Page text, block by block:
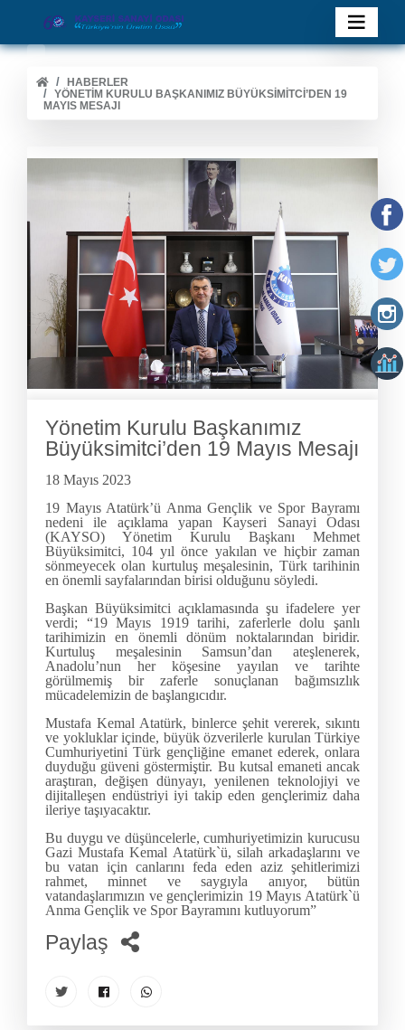
HABERLER
YÖNETIM KURULU BAŞKANIMIZ BÜYÜKSIMITCI’DEN 19
MAYIS MESAJI
Yönetim Kurulu Başkanımız
Büyüksimitci’den 19 Mayıs Mesajı
18 Mayıs 2023
19 Mayıs Atatürk’ü Anma Gençlik ve Spor Bayramı
nedeni ile açıklama yapan Kayseri Sanayi Odası
(KAYSO) Yönetim Kurulu Başkanı Mehmet
Büyüksimitci, 104 yıl önce yakılan ve hiçbir zaman
sönmeyecek olan kurtuluş meşalesinin, Türk tarihinin
en önemli sayfalarından birisi olduğunu söyledi.
Başkan Büyüksimitci açıklamasında şu ifadelere yer
verdi; “19 Mayıs 1919 tarihi, zaferlerle dolu şanlı
tarihimizin en önemli dönüm noktalarından biridir.
Kurtuluş meşalesinin Samsun’dan ateşlenerek,
Anadolu’nun her köşesine yayılan ve tarihte
görülmemiş bir zaferle sonuçlanan bağımsızlık
mücadelemizin de başlangıcıdır.
Mustafa Kemal Atatürk, binlerce şehit vererek, sıkıntı
ve yokluklar içinde, büyük özverilerle kurulan Türkiye
Cumhuriyetini Türk gençliğine emanet ederek, onlara
duyduğu güveni göstermiştir. Bu kutsal emaneti ancak
araştıran, değişen dünyayı, yenilenen teknolojiyi ve
dijitalleşen endüstriyi iyi takip eden gençlerimiz daha
ileriye taşıyacaktır.
Bu duygu ve düşüncelerle, cumhuriyetimizin kurucusu
Gazi Mustafa Kemal Atatürk`ü, silah arkadaşlarını ve
bu vatan için canlarını feda eden aziz şehitlerimizi
rahmet, minnet ve saygıyla anıyor, bütün
vatandaşlarımızın ve gençlerimizin 19 Mayıs Atatürk`ü
Anma Gençlik ve Spor Bayramını kutluyorum”
Paylaş